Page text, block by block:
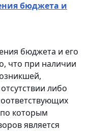
бюджета и
бюджета и его
что при наличии
либо
которым
является